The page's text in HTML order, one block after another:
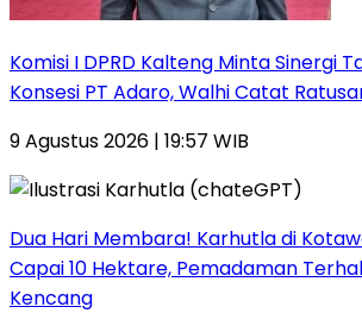
Komisi I DPRD Kalteng Minta Sinergi
Konsesi PT Adaro, Walhi Catat
9 Agustus 2026 | 19:57 WIB
Dua Hari Membara! Karhutla di
Capai 10 Hektare, Pemadaman
Kencang